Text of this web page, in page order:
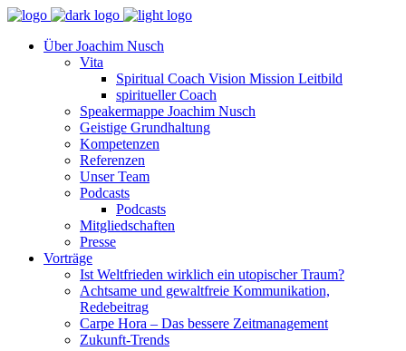
Über Joachim Nusch
Vita
Spiritual Coach Vision Mission Leitbild
spiritueller Coach
Speakermappe Joachim Nusch
Geistige Grundhaltung
Kompetenzen
Referenzen
Unser Team
Podcasts
Podcasts
Mitgliedschaften
Presse
Vorträge
Ist Weltfrieden wirklich ein utopischer Traum?
Achtsame und gewaltfreie Kommunikation,
Redebeitrag
Carpe Hora – Das bessere Zeitmanagement
Zukunft-Trends